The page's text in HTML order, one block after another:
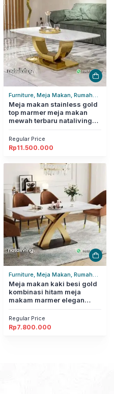
Furniture, Meja Makan, Rumah
Tangga
Meja makan stainless gold
top marmer meja makan
mewah terbaru nataliving
Regular Price
Rp11.500.000
Furniture, Meja Makan, Rumah
Tangga
Meja makan kaki besi gold
kombinasi hitam meja
makam marmer elegan
Regular Price
Rp7.800.000